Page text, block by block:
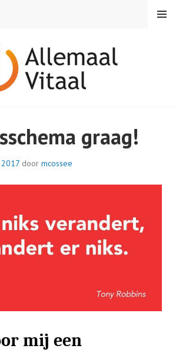
MENU
graag!
door mcossee
mij een